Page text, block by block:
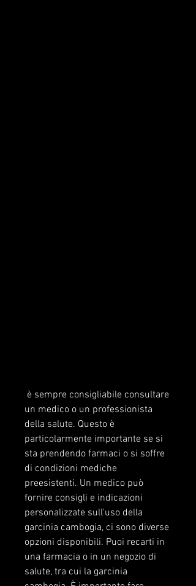
un medico o un professionista
della salute. Questo è
particolarmente importante se si
sta prendendo farmaci o si soffre
di condizioni mediche
preesistenti. Un medico può
fornire consigli e indicazioni
personalizzate sull'uso della
garcinia cambogia, ci sono diverse
opzioni disponibili. Puoi recarti in
una farmacia o in un negozio di
salute, tra cui la garcinia